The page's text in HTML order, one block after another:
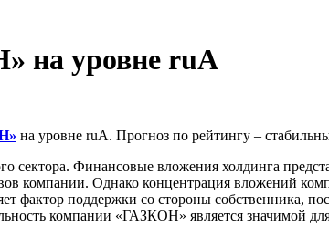
на уровне ruA
на уровне ruA. Прогноз по рейтингу –
сектора. Финансовые вложения холдинга
компании. Однако концентрация вложений
фактор поддержки со стороны собственника,
компании «ГАЗКОН» является значимой для